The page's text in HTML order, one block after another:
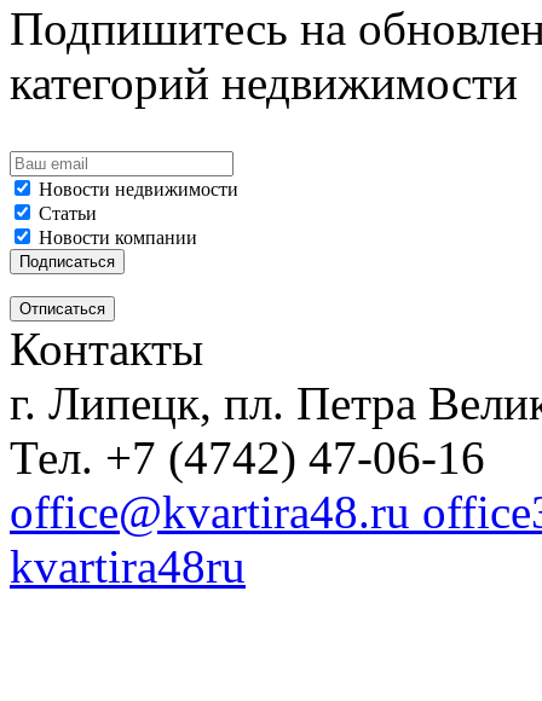
Подпишитесь на
категорий недвижимости
Новости недвижимости
Статьи
Новости компании
Контакты
г. Липецк, пл. Петра
Тел. +7 (4742) 47-06-16
office@kvartira48.ru
kvartira48ru